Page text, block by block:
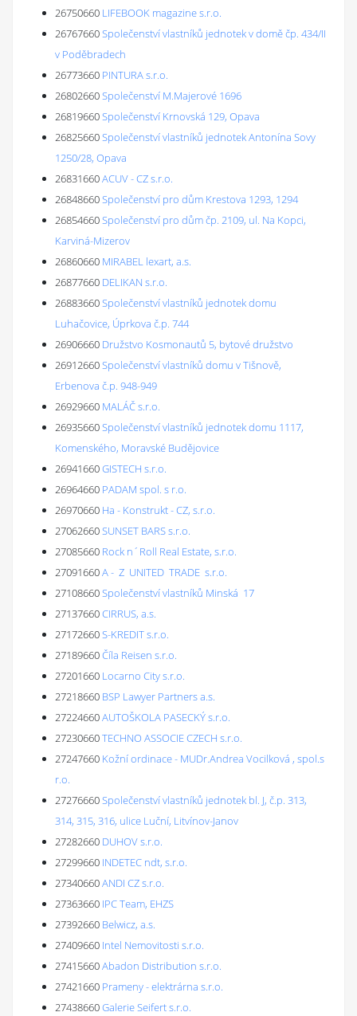
26750660 LIFEBOOK magazine s.r.o.
26767660Společenství vlastníků jednotek v domě čp. 434/II
v Poděbradech
26773660 PINTURA s.r.o.
26802660Společenství M.Majerové 1696
26819660Společenství Krnovská 129, Opava
26825660Společenství vlastníků jednotek Antonína Sovy
1250/28, Opava
26831660ACUV - CZ s.r.o.
26848660Společenství pro dům Krestova 1293, 1294
26854660Společenství pro dům čp. 2109, ul. Na Kopci,
Karviná-Mizerov
26860660 MIRABEL lexart, a.s.
26877660 DELIKAN s.r.o.
26883660Společenství vlastníků jednotek domu
Luhačovice, Úprkova č.p. 744
26906660 Družstvo Kosmonautů 5, bytové družstvo
26912660Společenství vlastníků domu v Tišnově,
Erbenova č.p. 948-949
26929660 MALÁČ s.r.o.
26935660Společenství vlastníků jednotek domu 1117,
Komenského, Moravské Budějovice
26941660GISTECH s.r.o.
26964660 PADAM spol. s r.o.
26970660 Ha - Konstrukt - CZ, s.r.o.
27062660SUNSET BARS s.r.o.
27085660 Rock n´Roll Real Estate, s.r.o.
27091660A - Z UNITED TRADE s.r.o.
27108660Společenství vlastníků Minská 17
27137660CIRRUS, a.s.
27172660S-KREDIT s.r.o.
27189660Číla Reisen s.r.o.
27201660 Locarno City s.r.o.
27218660 BSP Lawyer Partners a.s.
27224660AUTOŠKOLA PASECKÝ s.r.o.
27230660TECHNO ASSOCIE CZECH s.r.o.
27247660 Kožní ordinace - MUDr.Andrea Vocilková , spol.s
r.o.
27276660Společenství vlastníků jednotek bl. J, č.p. 313,
314, 315, 316, ulice Luční, Litvínov-Janov
27282660 DUHOV s.r.o.
27299660 INDETEC ndt, s.r.o.
27340660ANDI CZ s.r.o.
27363660 IPC Team, EHZS
27392660 Belwicz, a.s.
27409660 Intel Nemovitosti s.r.o.
27415660Abadon Distribution s.r.o.
27421660 Prameny - elektrárna s.r.o.
27438660Galerie Seifert s.r.o.